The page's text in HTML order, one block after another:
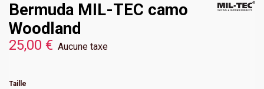
Bermuda MIL-TEC camo
Woodland
25,00 € Aucune taxe
Taille